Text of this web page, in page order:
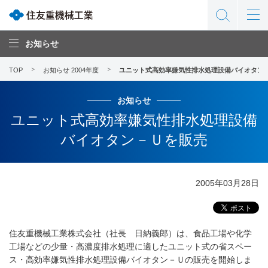
お知らせ
TOP お知らせ 2004年度 ユニット式高効率嫌気性排水処理設備バイオタン
お知らせ
ユニット式高効率嫌気性排水処理設備
バイオタン－Ｕを販売
2005年03月28日
住友重機械工業株式会社（社長 日納義郎）は、食品工場や化学
工場などの少量・高濃度排水処理に適したユニット式の省スペー
ス・高効率嫌気性排水処理設備バイオタン－Ｕの販売を開始しま